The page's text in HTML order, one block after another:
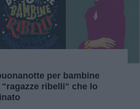
per bambine
ribelli" che lo